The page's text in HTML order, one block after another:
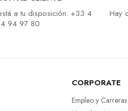
a tu disposición: +33 4
94 97 80
Hay
CORPORATE
Empleo y Carreras